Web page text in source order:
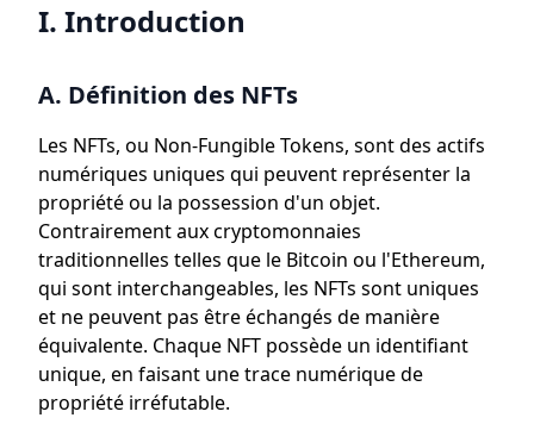
I. Introduction
A. Définition des NFTs
Les NFTs, ou Non-Fungible Tokens, sont des actifs
numériques uniques qui peuvent représenter la
propriété ou la possession d'un objet.
Contrairement aux cryptomonnaies
traditionnelles telles que le Bitcoin ou l'Ethereum,
qui sont interchangeables, les NFTs sont uniques
et ne peuvent pas être échangés de manière
équivalente. Chaque NFT possède un identifiant
unique, en faisant une trace numérique de
propriété irréfutable.